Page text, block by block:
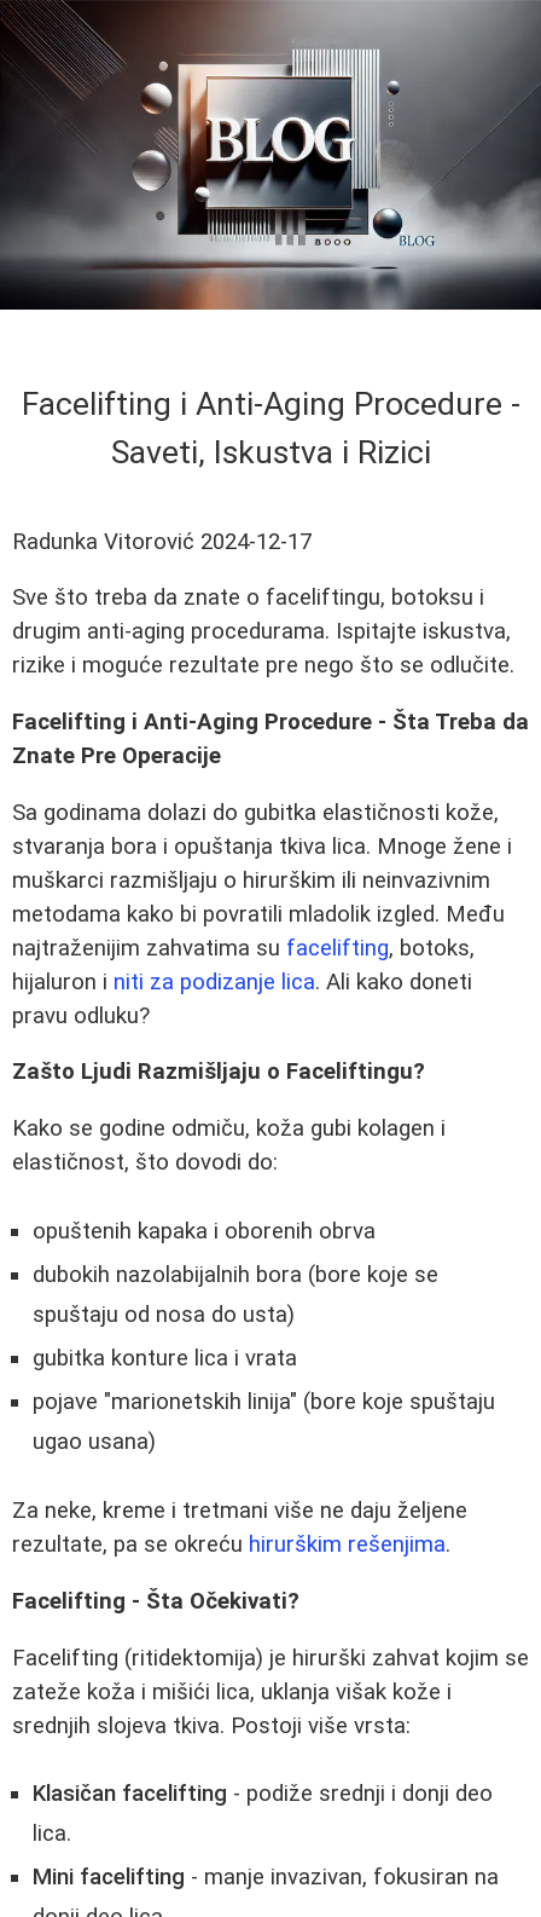
Facelifting i Anti-Aging Procedure -
Saveti, Iskustva i Rizici
Radunka Vitorović 2024-12-17
Sve što treba da znate o faceliftingu, botoksu i
drugim anti-aging procedurama. Ispitajte iskustva,
rizike i moguće rezultate pre nego što se odlučite.
Facelifting i Anti-Aging Procedure - Šta Treba da
Znate Pre Operacije
Sa godinama dolazi do gubitka elastičnosti kože,
stvaranja bora i opuštanja tkiva lica. Mnoge žene i
muškarci razmišljaju o hirurškim ili neinvazivnim
metodama kako bi povratili mladolik izgled. Među
najtraženijim zahvatima su facelifting, botoks,
hijaluron i niti za podizanje lica. Ali kako doneti
pravu odluku?
Zašto Ljudi Razmišljaju o Faceliftingu?
Kako se godine odmiču, koža gubi kolagen i
elastičnost, što dovodi do:
opuštenih kapaka i oborenih obrva
dubokih nazolabijalnih bora (bore koje se
spuštaju od nosa do usta)
gubitka konture lica i vrata
pojave "marionetskih linija" (bore koje spuštaju
ugao usana)
Za neke, kreme i tretmani više ne daju željene
rezultate, pa se okreću hirurškim rešenjima.
Facelifting - Šta Očekivati?
Facelifting (ritidektomija) je hirurški zahvat kojim se
zateže koža i mišići lica, uklanja višak kože i
srednjih slojeva tkiva. Postoji više vrsta:
Klasičan facelifting - podiže srednji i donji deo
lica.
Mini facelifting - manje invazivan, fokusiran na